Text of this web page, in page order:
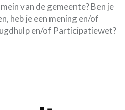
van de gemeente? Ben je
heb je een mening en/of
en/of Participatiewet?